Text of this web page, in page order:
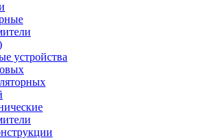
устройства